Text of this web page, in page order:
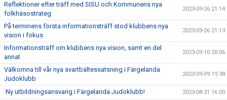
Reflektioner efter träff med SISU och Kommunens nya
folkhäsostrateg
2023-09-26 21:14
På terminens första informationsträff stod klubbens nya
vision i fokus
2023-09-26 21:13
Informationsträff om klubbens nya vision, samt en del
annat
2023-09-10 20:06
Välkomna till vår nya svartbältessatsning i Färgelanda
Judoklubb
2023-09-09 19:38
Ny utbildningsansvarig i Färgelanda Judoklubb! 2023-08-31 16:00